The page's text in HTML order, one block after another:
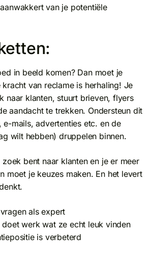
van je potentiële
in beeld komen? Dan moet je
van reclame is herhaling! Je
naar klanten, stuurt brieven, flyers
aandacht te trekken. Ondersteun dit
e-mails, advertenties etc. en de
wilt hebben) druppelen binnen.
bent naar klanten en je er meer
moet je keuzes maken. En het levert
als expert
doet werk wat ze echt leuk vinden
is verbeterd